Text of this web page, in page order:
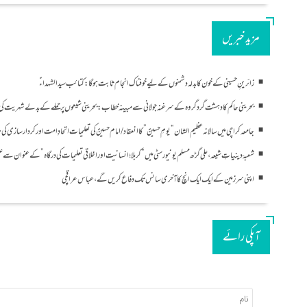
مزید خبریں
زائرینِ حسینی کے خون کا بدلہ دشمنوں کے لیے خوفناک انجام ثابت ہوگا: کتائب سید الشہداءؑ
بحرینی حاکم کا دہشت گرد گروہ کے سرغنہ جولانی سے مبینہ خطاب: بحرینی شیعوں پر حملے کے بدلے شہریت
جامعہ کراچی میں سالانہ عظیم الشان “یومِ حسینؑ” کا انعقاد/امام حسینؑ کی تعلیمات اتحادِ امت اور کردار
شعبۂ دینیاتِ شیعہ، علی گڑھ مسلم یونیورسٹی میں “کربلا؛ انسانیت اور اخلاقی تعلیمات کی درگاہ” کے عنوان سے
اپنی سرزمین کے ایک ایک انچ کا آخری سانس تک دفاع کریں گے، عباس عراقچی
آپکی رائے